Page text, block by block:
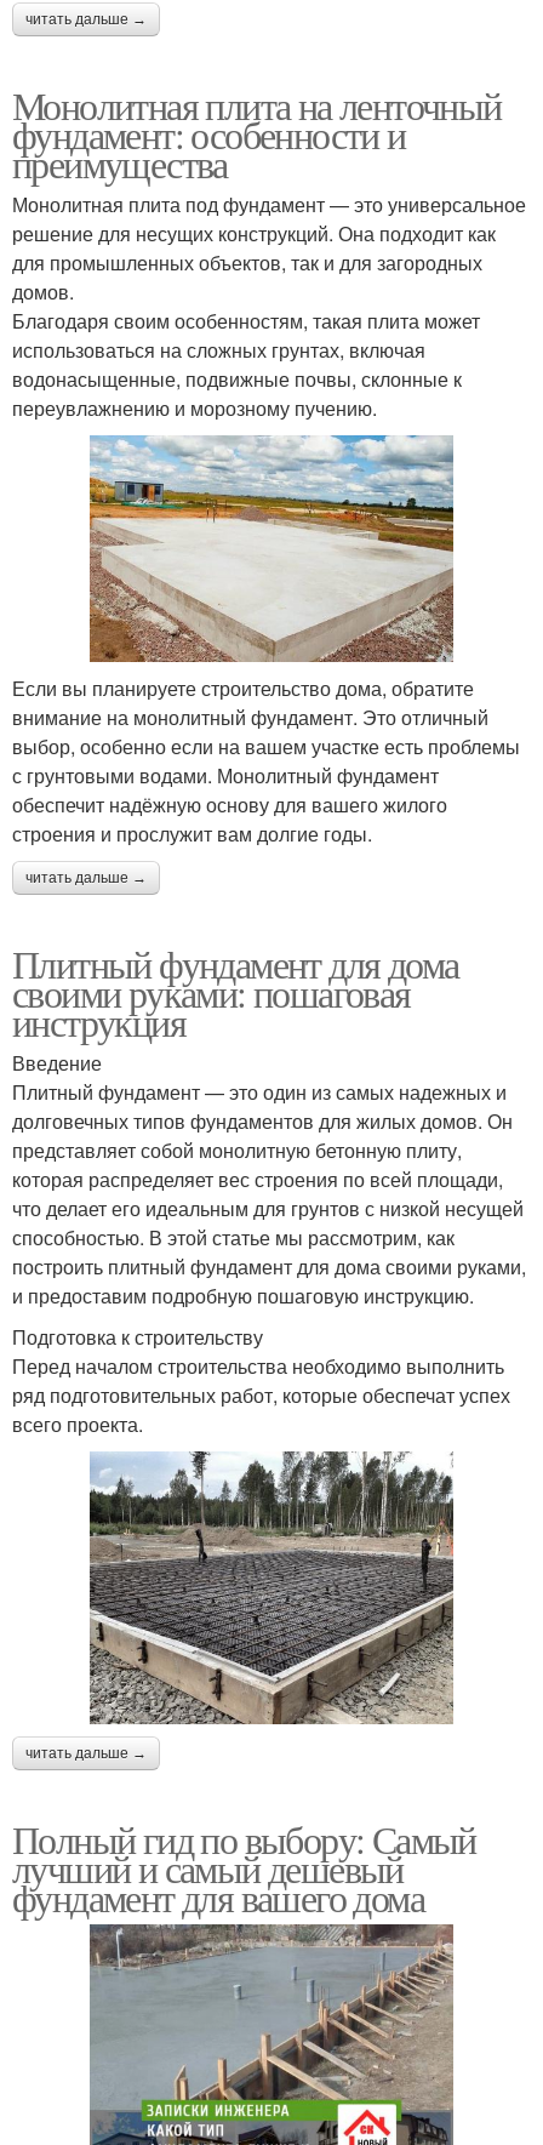
читать дальше →
Монолитная плита на ленточный
фундамент: особенности и
преимущества
Монолитная плита под фундамент — это универсальное
решение для несущих конструкций. Она подходит как
для промышленных объектов, так и для загородных
домов.
Благодаря своим особенностям, такая плита может
использоваться на сложных грунтах, включая
водонасыщенные, подвижные почвы, склонные к
переувлажнению и морозному пучению.
Если вы планируете строительство дома, обратите
внимание на монолитный фундамент. Это отличный
выбор, особенно если на вашем участке есть проблемы
с грунтовыми водами. Монолитный фундамент
обеспечит надёжную основу для вашего жилого
строения и прослужит вам долгие годы.
читать дальше →
Плитный фундамент для дома
своими руками: пошаговая
инструкция
Введение
Плитный фундамент — это один из самых надежных и
долговечных типов фундаментов для жилых домов. Он
представляет собой монолитную бетонную плиту,
которая распределяет вес строения по всей площади,
что делает его идеальным для грунтов с низкой несущей
способностью. В этой статье мы рассмотрим, как
построить плитный фундамент для дома своими руками,
и предоставим подробную пошаговую инструкцию.
Подготовка к строительству
Перед началом строительства необходимо выполнить
ряд подготовительных работ, которые обеспечат успех
всего проекта.
читать дальше →
Полный гид по выбору: Самый
лучший и самый дешевый
фундамент для вашего дома